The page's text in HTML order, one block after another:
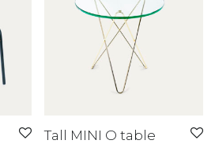
Tall MINI O table